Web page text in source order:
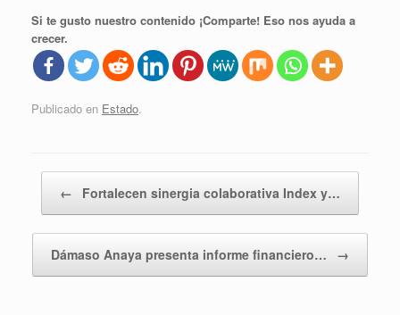
Si te gusto nuestro contenido ¡Comparte! Eso nos ayuda a
crecer.
Publicado en Estado.
← Fortalecen sinergia colaborativa Index y…
Dámaso Anaya presenta informe financiero… →